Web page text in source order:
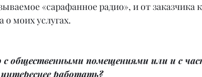
«сарафанное радио», и от заказчика
о моих услугах.
общественными помещениями или и с
работать?